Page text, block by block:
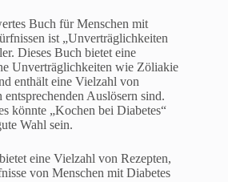
Buch für Menschen mit
ist „Unverträglichkeiten
Dieses Buch bietet eine
Unverträglichkeiten wie Zöliakie
enthält eine Vielzahl von
Auslösern sind.
könnte „Kochen bei Diabetes“
Wahl sein.
eine Vielzahl von Rezepten,
von Menschen mit Diabetes